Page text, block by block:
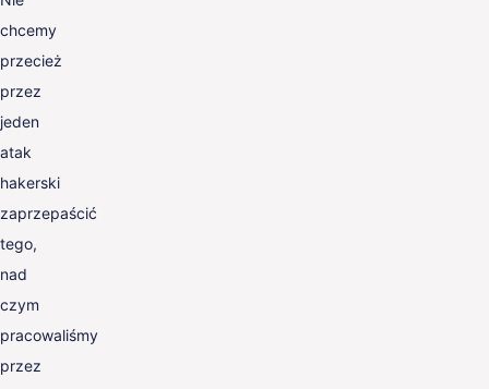
chcemy
przecież
przez
jeden
atak
hakerski
zaprzepaścić
tego,
nad
czym
pracowaliśmy
przez